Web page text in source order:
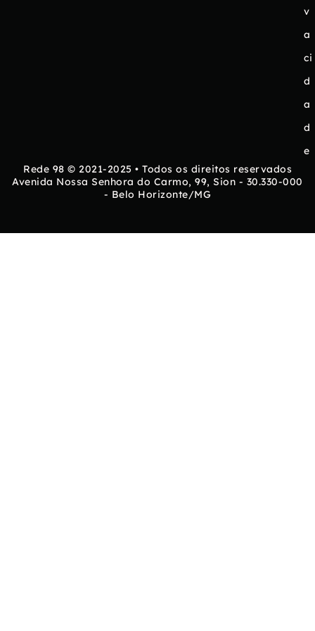
v
a
ci
d
a
d
e
Rede 98 © 2021-2025 • Todos os direitos reservados
Avenida Nossa Senhora do Carmo, 99, Sion - 30.330-000
- Belo Horizonte/MG